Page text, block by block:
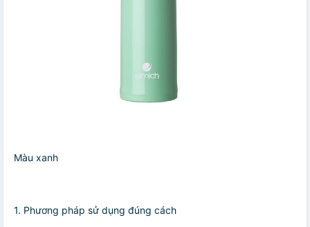
Màu xanh
1. Phương pháp sử dụng đúng cách